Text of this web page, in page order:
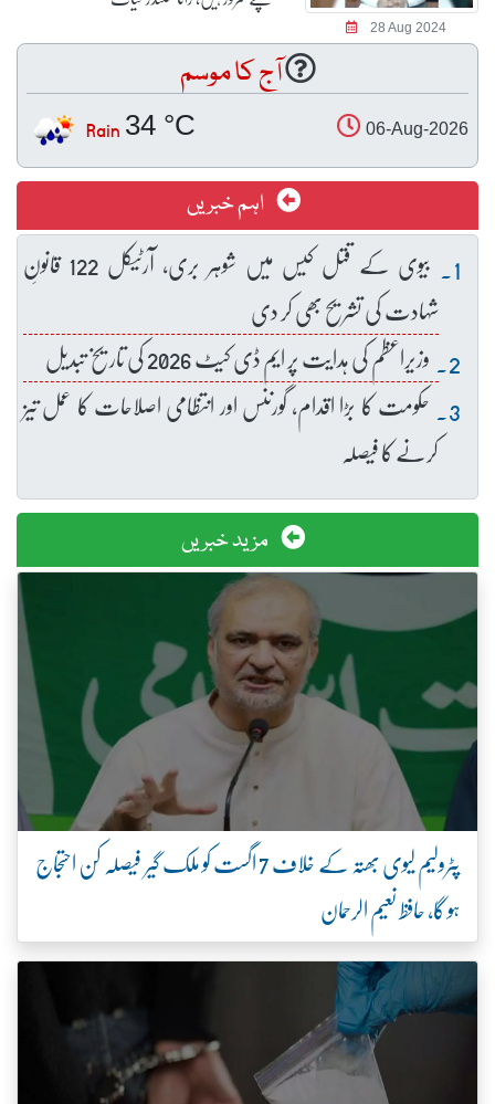
28 Aug 2024
آج کا موسم
06-Aug-2026
34 °C
Rain
اہم خبریں
بیوی کے قتل کیس میں شوہر بری، آرٹیکل 122 قانونِ
شہادت کی تشریح بھی کر دی
وزیراعظم کی ہدایت پر ایم ڈی کیٹ 2026 کی تاریخ تبدیل
حکومت کا بڑا اقدام، گورننس اور انتظامی اصلاحات کا عمل تیز
کرنے کا فیصلہ
مزید خبریں
پٹرولیم لیوی بھتہ کے خلاف 7 اگست کو ملک گیر فیصلہ کن احتجاج
ہو گا، حافظ نعیم الرحمان